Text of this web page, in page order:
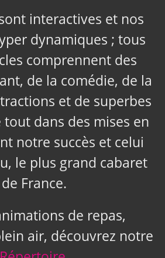
interactives et nos
dynamiques ; tous
comprennent des
de la comédie, de la
et de superbes
tout dans des mises en
notre succès et celui
le plus grand cabaret
de France.
de repas,
air, découvrez notre